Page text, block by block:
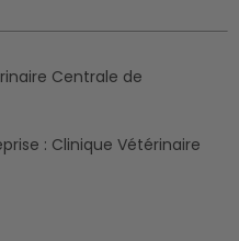
Centrale de
: Clinique Vétérinaire